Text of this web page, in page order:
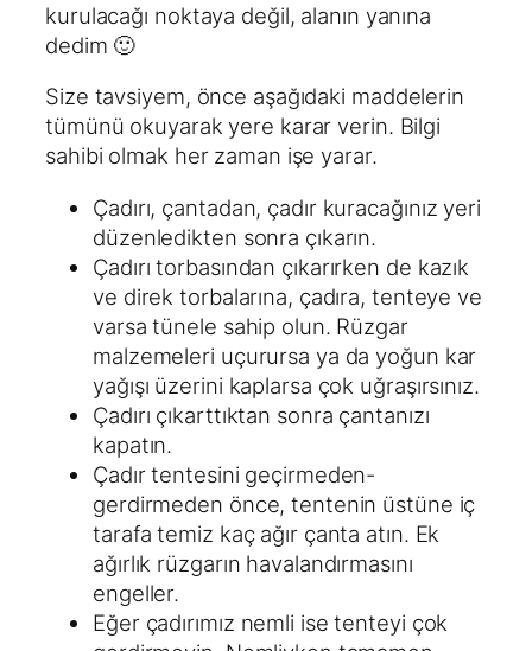
kurulacağı noktaya değil, alanın yanına
dedim 🙂
Size tavsiyem, önce aşağıdaki maddelerin
tümünü okuyarak yere karar verin. Bilgi
sahibi olmak her zaman işe yarar.
Çadırı, çantadan, çadır kuracağınız yeri
düzenledikten sonra çıkarın.
Çadırı torbasından çıkarırken de kazık
ve direk torbalarına, çadıra, tenteye ve
varsa tünele sahip olun. Rüzgar
malzemeleri uçurursa ya da yoğun kar
yağışı üzerini kaplarsa çok uğraşırsınız.
Çadırı çıkarttıktan sonra çantanızı
kapatın.
Çadır tentesini geçirmeden-
gerdirmeden önce, tentenin üstüne iç
tarafa temiz kaç ağır çanta atın. Ek
ağırlık rüzgarın havalandırmasını
engeller.
Eğer çadırımız nemli ise tenteyi çok